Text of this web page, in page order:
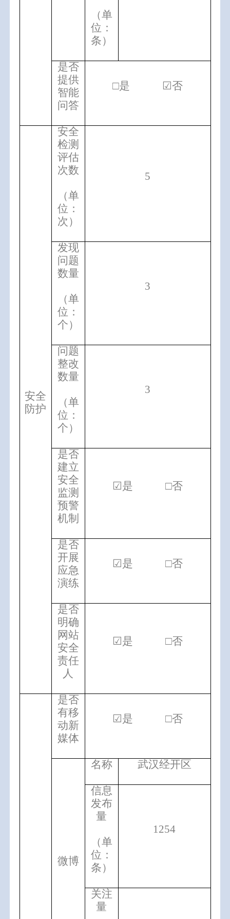
（单
位：
条）
是否
提供
智能
问答
□是 ☑否
安全
防护
安全
检测
评估
次数
（单
位：
次）
5
发现
问题
数量
（单
位：
个）
3
问题
整改
数量
（单
位：
个）
3
是否
建立
安全
监测
预警
机制
☑是 □否
是否
开展
应急
演练
☑是 □否
是否
明确
网站
安全
责任
人
☑是 □否
是否
有移
动新
媒体
☑是 □否
微博
名称 武汉经开区
信息
发布
量
（单
位：
条）
1254
关注
量